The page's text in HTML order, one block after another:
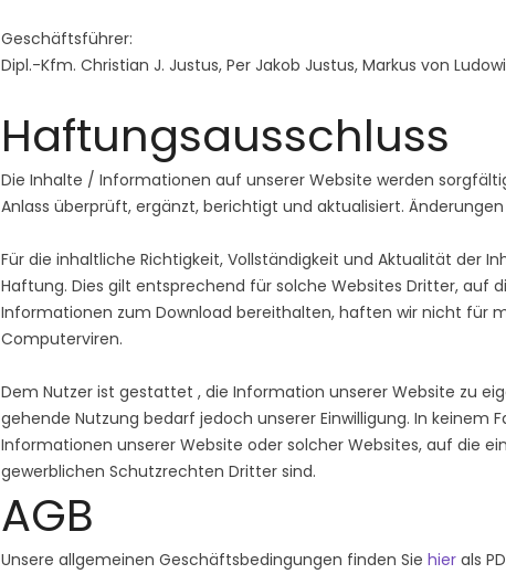
Geschäftsführer:
Dipl.-Kfm. Christian J. Justus, Per Jakob Justus, Markus von
Haftungsausschluss
Die Inhalte / Informationen auf unserer Website werden
Anlass überprüft, ergänzt, berichtigt und aktualisiert.
Für die inhaltliche Richtigkeit, Vollständigkeit und Aktualität der
Haftung. Dies gilt entsprechend für solche Websites Dritter, auf
Informationen zum Download bereithalten, haften wir nicht für
Computerviren.
Dem Nutzer ist gestattet , die Information unserer Website zu
gehende Nutzung bedarf jedoch unserer Einwilligung. In keinem
Informationen unserer Website oder solcher Websites, auf die
gewerblichen Schutzrechten Dritter sind.
AGB
Unsere allgemeinen Geschäftsbedingungen finden Sie hier als